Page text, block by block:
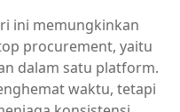
ini memungkinkan
procurement, yaitu
dalam satu platform.
waktu, tetapi